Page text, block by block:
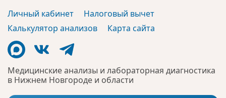
Медицинские анализы и лабораторная диагностика
в Нижнем Новгороде и области
Личный кабинет
Налоговый вычет
Калькулятор анализов
Карта сайта